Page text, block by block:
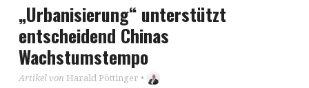
„Urbanisierung“ unterstützt
entscheidend Chinas
Wachstumstempo
Artikel von Harald Pöttinger •